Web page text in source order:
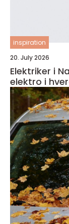
inspiration
20. July 2026
Elektriker i
elektro i